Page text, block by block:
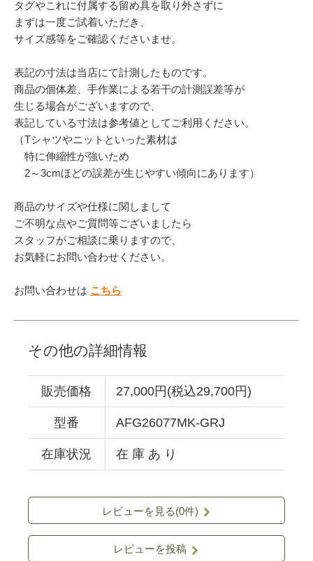
タグやこれに付属する留め具を取り外さずに
まずは一度ご試着いただき、
サイズ感等をご確認くださいませ。
表記の寸法は当店にて計測したものです。
商品の個体差、手作業による若干の計測誤差等が
生じる場合がございますので、
表記している寸法は参考値としてご利用ください。
（Tシャツやニットといった素材は
特に伸縮性が強いため
2～3cmほどの誤差が生じやすい傾向にあります）
商品のサイズや仕様に関しまして
ご不明な点やご質問等ございましたら
スタッフがご相談に乗りますので、
お気軽にお問い合わせください。
お問い合わせは こちら
その他の詳細情報
販売価格 27,000円(税込29,700円)
型番 AFG26077MK-GRJ
在庫状況 在 庫 あ り
レビューを見る(0件)
レビューを投稿